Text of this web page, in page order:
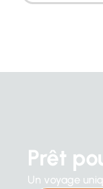
Prêt
Un voyage